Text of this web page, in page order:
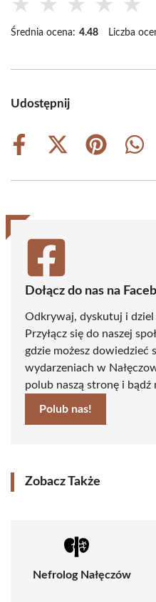
★ ★ ★ ★ ★
Średnia ocena: 4.48 Liczba
Udostępnij
Share
Share
(Twitter)
Share
Share
Dołącz do nas na
Odkrywaj, dyskutuj i dziel
Przyłącz się do naszej
gdzie możesz dowiedzieć
wydarzeniach w
polub naszą stronę i bądź
Polub nas!
Zobacz Także
Nefrolog Nałęczów